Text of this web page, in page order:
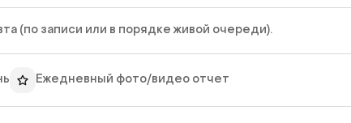
(по записи или в порядке живой очереди).
Ежедневный фото/видео отчет